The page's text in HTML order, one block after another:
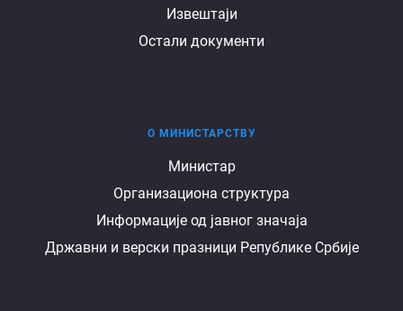
Извештаји
Остали документи
министарству
О МИНИСТАРСТВУ
Министар
Организациона структура
Информације од јавног значаја
Државни и верски празници Републике Србије